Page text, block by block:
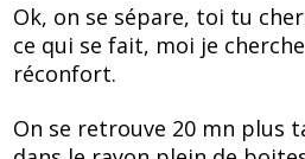
Ok, on se sépare, toi tu
ce qui se fait, moi je
réconfort.
On se retrouve 20 mn plus